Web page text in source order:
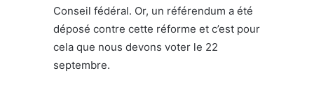
Conseil fédéral. Or, un référendum a été
déposé contre cette réforme et c’est pour
cela que nous devons voter le 22
septembre.